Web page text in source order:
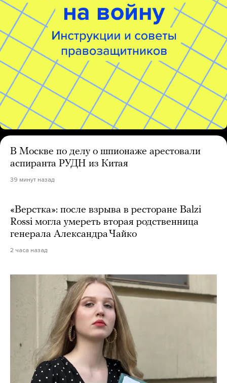
В Москве по делу о шпионаже арестовали
аспиранта РУДН из Китая
39 минут назад
«Верстка»: после взрыва в ресторане Balzi
Rossi могла умереть вторая родственница
генерала Александра Чайко
2 часа назад